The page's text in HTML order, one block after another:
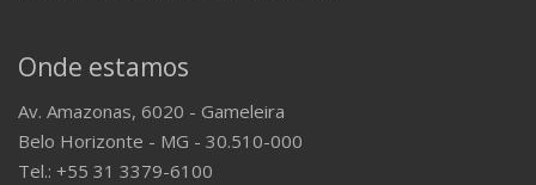
Onde estamos
Av. Amazonas, 6020 - Gameleira
Belo Horizonte - MG - 30.510-000
Tel.: +55 31 3379-6100